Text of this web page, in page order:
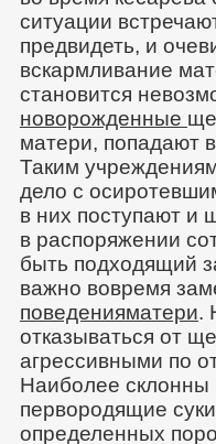
ситуации
предвидеть, и
вскармливание
становится
новорожденные
матери, попадают
Таким
дело с
в них поступают и
в распоряжении
быть подходящий
важно вовремя
поведенияматери.
отказываться от
агрессивными по
Наиболее склонны
первородящие
определенных